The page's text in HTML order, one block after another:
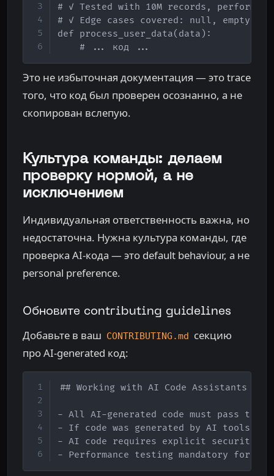
# ✓ Tested with 10M records,
# ✓ Edge cases covered: null, empty
def process_user_data(data):
    # ... код ...
Это не избыточная документация — это trace
того, что код был проверен осознанно, а не
скопирован вслепую.
Культура команды: делаем
проверку нормой, а не
исключением
Индивидуальная ответственность важна, но
недостаточна. Нужна культура команды, где
проверка AI-кода — это default behaviour, а не
personal preference.
Обновите contributing guidelines
Добавьте в ваш CONTRIBUTING.md секцию
про AI-generated код:
## Working with AI Code Assistants
- All AI-generated code must pass the
- If code was generated by AI tools
- AI code requires explicit security
- Performance testing mandatory for AI-
Copy